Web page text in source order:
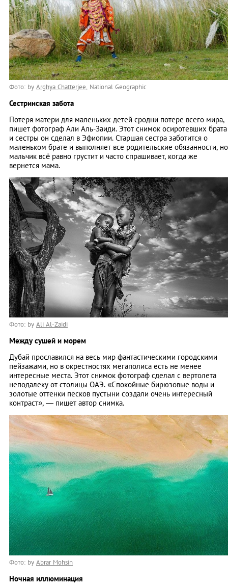
Фото: by Arghya Chatterjee, National Geographic
Сестринская забота
Потеря матери для маленьких детей сродни потере всего мира,
пишет фотограф Али Аль-Заиди. Этот снимок осиротевших брата
и сестры он сделал в Эфиопии. Старшая сестра заботится о
маленьком брате и выполняет все родительские обязанности, но
мальчик всё равно грустит и часто спрашивает, когда же
вернется мама.
Фото: by Ali Al-Zaidi
Между сушей и морем
Дубай прославился на весь мир фантастическими городскими
пейзажами, но в окрестностях мегаполиса есть не менее
интересные места. Этот снимок фотограф сделал с вертолета
неподалеку от столицы ОАЭ. «Спокойные бирюзовые воды и
золотые оттенки песков пустыни создали очень интересный
контраст», — пишет автор снимка.
Фото: by Abrar Mohsin
Ночная иллюминация